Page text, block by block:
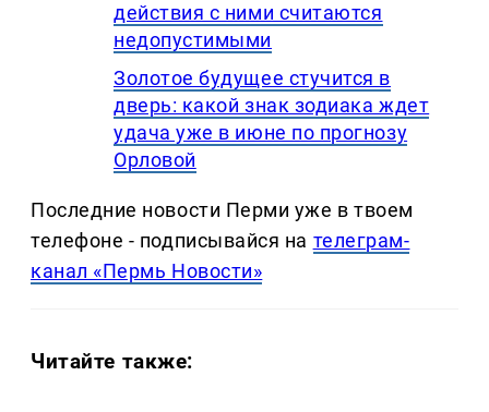
действия с ними считаются
недопустимыми
Золотое будущее стучится в
дверь: какой знак зодиака ждет
удача уже в июне по прогнозу
Орловой
Последние новости Перми уже в твоем
телефоне - подписывайся на телеграм-
канал «Пермь Новости»
Читайте также: